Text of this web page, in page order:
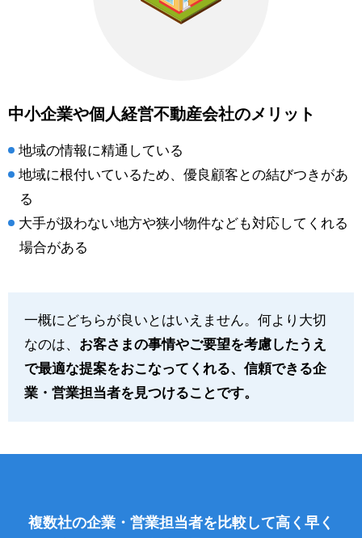
中小企業や個人経営不動産会社のメリット
地域の情報に精通している
地域に根付いているため、優良顧客との結びつきがあ
る
大手が扱わない地方や狭小物件なども対応してくれる
場合がある
一概にどちらが良いとはいえません。何より大切
なのは、 お客さまの事情やご要望を考慮したうえ
で最適な提案をおこなってくれる、信頼できる企
業・営業担当者を見つけることです。
複数社の企業・営業担当者を比較して高く早く